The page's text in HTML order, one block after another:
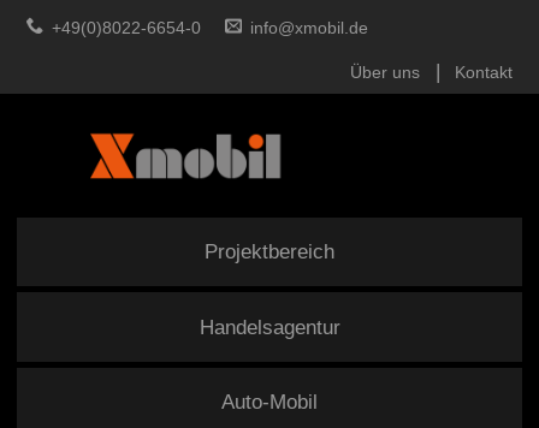
+49(0)8022-6654-0 info@xmobil.de
Über uns Kontakt
Projektbereich
Handelsagentur
Auto-Mobil